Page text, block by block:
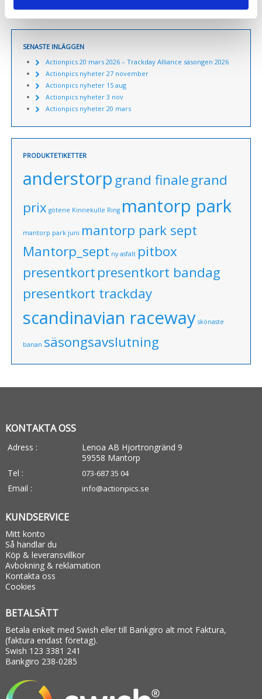
SENASTE INLÄGGEN
Actionpics 20 mars 2026 – Trackday Alliance säsongen 2026
Actionpics nyheter 27 november
Actionpics nyheter 15 aug
Actionpics nyheter 3 nov
Actionpics nyheter 20 mars
PRODUKTETIKETTER
anderstorpgrand finalegrand
prix götene Kinnekulle Ring mantorp park
mantorp park juni mantorp park sept
Mantorp_sept ny asfalt pitbox
presentkortpresentkort bandag
presentkort trackday
scandinavian raceway skönaste
banan säsongsavslutning
KONTAKTA OSS
Adress :
Lenoa AB Hjortrongränd 9
59558 Mantorp
Tel :
073-687 35 04
Email : info@actionpics.se
KUNDSERVICE
Mitt konto
Så handlar du
Köp & leveransvillkor
Avbokning & reklamation
Kontakta oss
Cookies
BETALSÄTT
Betala enkelt med Swish eller till Bankgiro alt mot Faktura,
(faktura endast företag).
Swish 123 3381 241
Bankgiro 238-0285